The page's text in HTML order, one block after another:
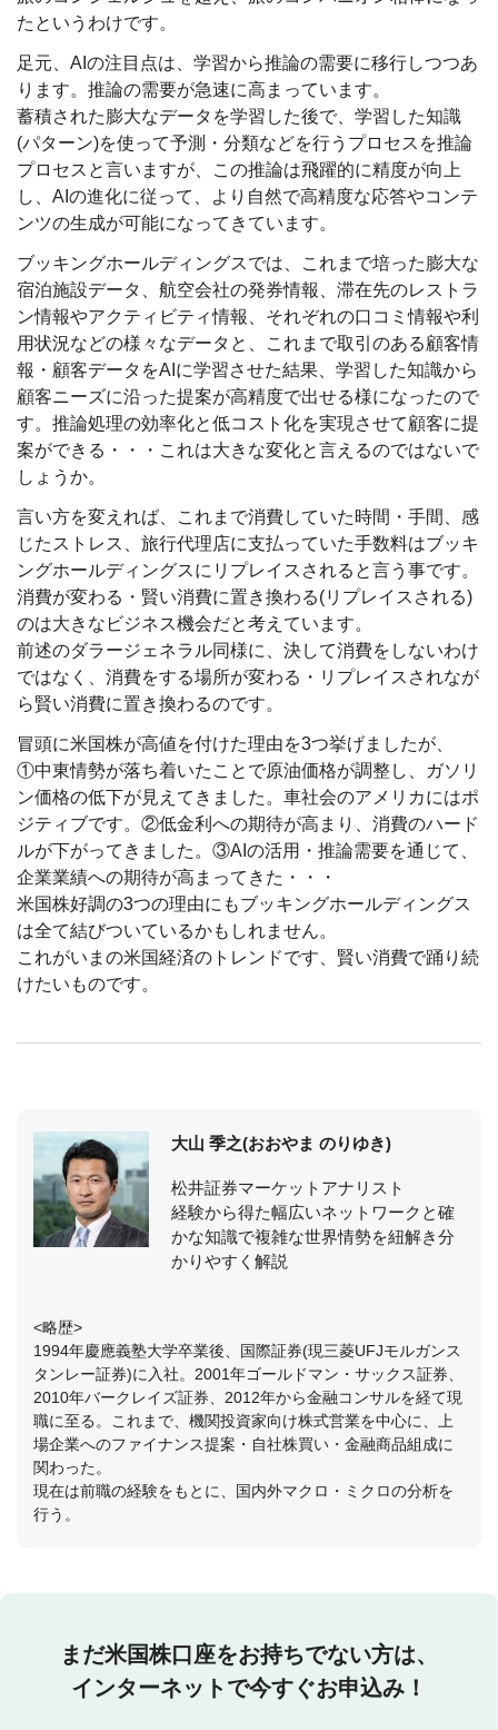
たというわけです。
足元、AIの注目点は、学習から推論の需要に移行しつつあ
ります。推論の需要が急速に高まっています。
蓄積された膨大なデータを学習した後で、学習した知識
(パターン)を使って予測・分類などを行うプロセスを推論
プロセスと言いますが、この推論は飛躍的に精度が向上
し、AIの進化に従って、より自然で高精度な応答やコンテ
ンツの生成が可能になってきています。
ブッキングホールディングスでは、これまで培った膨大な
宿泊施設データ、航空会社の発券情報、滞在先のレストラ
ン情報やアクティビティ情報、それぞれの口コミ情報や利
用状況などの様々なデータと、これまで取引のある顧客情
報・顧客データをAIに学習させた結果、学習した知識から
顧客ニーズに沿った提案が高精度で出せる様になったので
す。推論処理の効率化と低コスト化を実現させて顧客に提
案ができる・・・これは大きな変化と言えるのではないで
しょうか。
言い方を変えれば、これまで消費していた時間・手間、感
じたストレス、旅行代理店に支払っていた手数料はブッキ
ングホールディングスにリプレイスされると言う事です。
消費が変わる・賢い消費に置き換わる(リプレイスされる)
のは大きなビジネス機会だと考えています。
前述のダラージェネラル同様に、決して消費をしないわけ
ではなく、消費をする場所が変わる・リプレイスされなが
ら賢い消費に置き換わるのです。
冒頭に米国株が高値を付けた理由を3つ挙げましたが、
①中東情勢が落ち着いたことで原油価格が調整し、ガソリ
ン価格の低下が見えてきました。車社会のアメリカにはポ
ジティブです。②低金利への期待が高まり、消費のハード
ルが下がってきました。③AIの活用・推論需要を通じて、
企業業績への期待が高まってきた・・・
米国株好調の3つの理由にもブッキングホールディングス
は全て結びついているかもしれません。
これがいまの米国経済のトレンドです、賢い消費で踊り続
けたいものです。
大山 季之(おおやま のりゆき)
松井証券マーケットアナリスト
経験から得た幅広いネットワークと確
かな知識で複雑な世界情勢を紐解き分
かりやすく解説
<略歴>
1994年慶應義塾大学卒業後、国際証券(現三菱UFJモルガンス
タンレー証券)に入社。2001年ゴールドマン・サックス証券、
2010年バークレイズ証券、2012年から金融コンサルを経て現
職に至る。これまで、機関投資家向け株式営業を中心に、上
場企業へのファイナンス提案・自社株買い・金融商品組成に
関わった。
現在は前職の経験をもとに、国内外マクロ・ミクロの分析を
行う。
まだ米国株口座をお持ちでない方は、
インターネットで今すぐお申込み！